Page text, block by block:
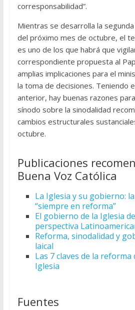
corresponsabilidad”.
Mientras se desarrolla la
del próximo mes de octubre, el
es uno de los que habrá que
correspondiente propuesta al
amplias implicaciones para el
la toma de decisiones. Teniendo
anterior, hay buenas razones
sínodo sobre la sinodalidad
cambios estructurales
octubre.
Publicaciones
Buena Voz Católica
La Iglesia y su gobierno:
“siempre en reforma”
El gobierno de la Iglesia
perspectiva
Reforma, sinodalidad y
laical
Las 7 claves de la
Iglesia
Fuentes